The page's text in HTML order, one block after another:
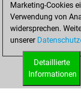
Marketing-Cookies
Verwendung von
widersprechen.
unserer
Detaillierte
Informationen